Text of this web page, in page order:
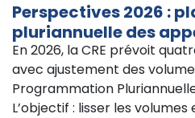
Perspectives 2026 :
pluriannuelle des
En 2026, la CRE prévoit
avec ajustement des
Programmation
L’objectif : lisser les